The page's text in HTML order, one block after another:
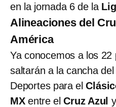
en la jornada 6 de la
Alineaciones del
América
Ya conocemos a los
saltarán a la cancha
Deportes para el
MXentre el Cruz Azul